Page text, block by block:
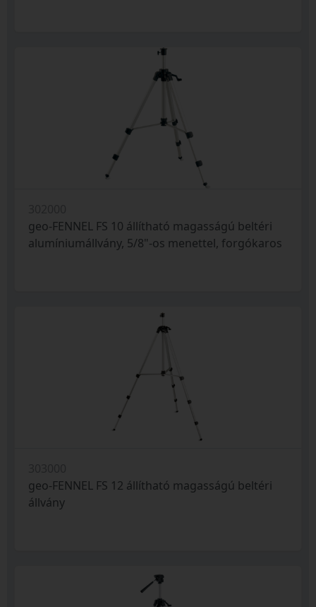
geo-FENNEL FS 10 állítható magasságú beltéri
alumíniumállvány, 5/8"-os menettel, forgókaros
geo-FENNEL FS 12 állítható magasságú beltéri
állvány